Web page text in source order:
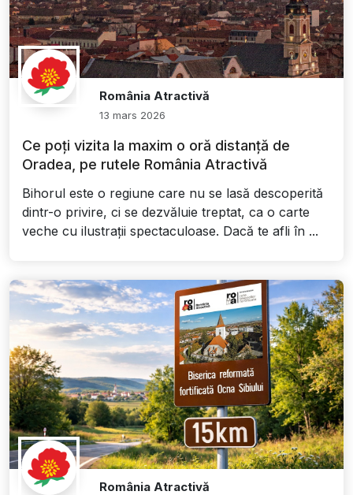
România Atractivă
13 mars 2026
Ce poți vizita la maxim o oră distanță de
Oradea, pe rutele România Atractivă
Bihorul este o regiune care nu se lasă descoperită
dintr-o privire, ci se dezvăluie treptat, ca o carte
veche cu ilustrații spectaculoase. Dacă te afli în ...
România Atractivă